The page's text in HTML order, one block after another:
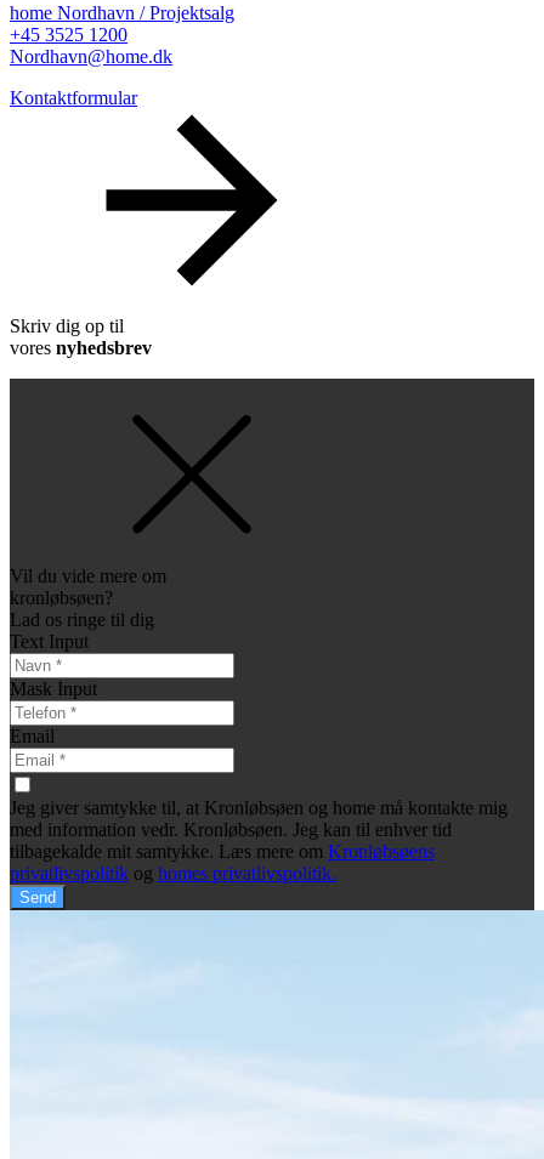
home Nordhavn / Projektsalg
+45 3525 1200
Nordhavn@home.dk
Kontaktformular
Skriv dig op til
vores nyhedsbrev
Vil du vide mere om
kronløbsøen?
Lad os ringe til dig
Text Input
Mask Input
Email
Jeg giver samtykke til, at Kronløbsøen og home må kontakte mig
med information vedr. Kronløbsøen. Jeg kan til enhver tid
tilbagekalde mit samtykke. Læs mere om Kronløbsøens
privatlivspolitik og homes privatlivspolitik.
Send